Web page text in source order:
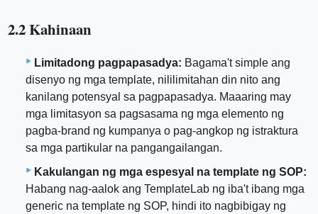
2.2 Kahinaan
Limitadong pagpapasadya: Bagama't simple ang
disenyo ng mga template, nililimitahan din nito ang
kanilang potensyal sa pagpapasadya. Maaaring may
mga limitasyon sa pagsasama ng mga elemento ng
pagba-brand ng kumpanya o pag-angkop ng istraktura
sa mga partikular na pangangailangan.
Kakulangan ng mga espesyal na template ng SOP:
Habang nag-aalok ang TemplateLab ng iba't ibang mga
generic na template ng SOP, hindi ito nagbibigay ng